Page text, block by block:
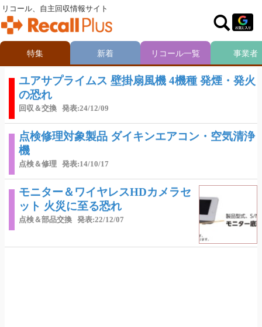
ユアサプライムス 壁掛扇風機 4機種 発煙・発火
の恐れ
回収＆交換 発表:24/12/09
点検修理対象製品 ダイキンエアコン・空気清浄
機
点検＆修理 発表:14/10/17
モニター＆ワイヤレスHDカメラセ
ット 火災に至る恐れ
点検＆部品交換 発表:22/12/07
リコール、自主回収情報サイト
特集 新着 リコール一覧 事業者